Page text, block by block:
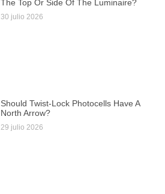
The Top Or Side Of The Luminaire?
30 julio 2026
Should Twist-Lock Photocells Have A
North Arrow?
29 julio 2026